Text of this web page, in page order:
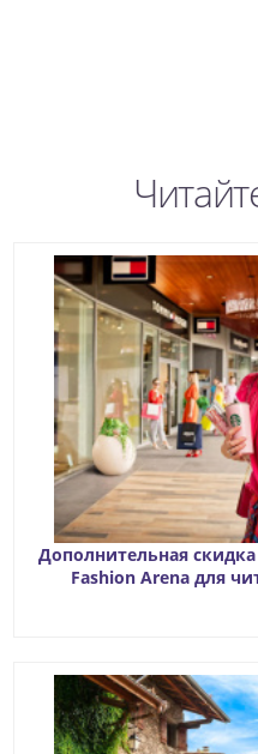
Дополнительная
Fashion Arena для